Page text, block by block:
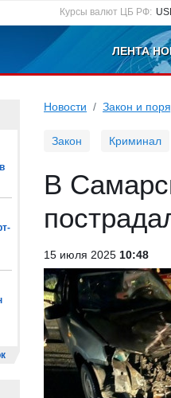
Курсы валют ЦБ РФ:
ЛЕНТА
Новости Закон и
Закон Криминал
В
15 июля 2025 10:48